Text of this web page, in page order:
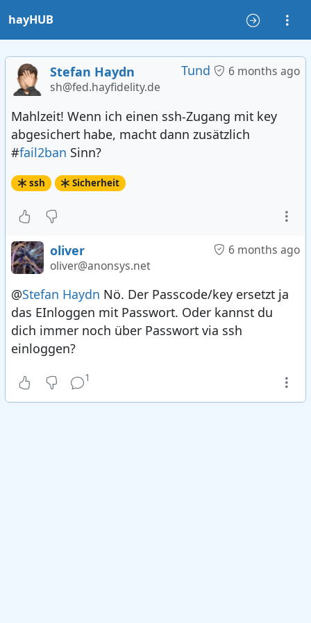
hayHUB
Tund 6 months ago
Stefan Haydn
sh@fed.hayfidelity.de
Mahlzeit! Wenn ich einen ssh-Zugang mit key
abgesichert habe, macht dann zusätzlich
#fail2ban Sinn?
ssh Sicherheit
6 months ago
oliver
oliver@anonsys.net
@Stefan Haydn Nö. Der Passcode/key ersetzt ja
das EInloggen mit Passwort. Oder kannst du
dich immer noch über Passwort via ssh
einloggen?
1